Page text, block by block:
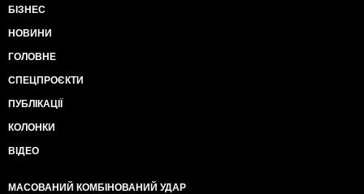
БІЗНЕС
НОВИНИ
ГОЛОВНЕ
СПЕЦПРОЄКТИ
ПУБЛІКАЦІЇ
КОЛОНКИ
ВІДЕО
МАСОВАНИЙ КОМБІНОВАНИЙ УДАР